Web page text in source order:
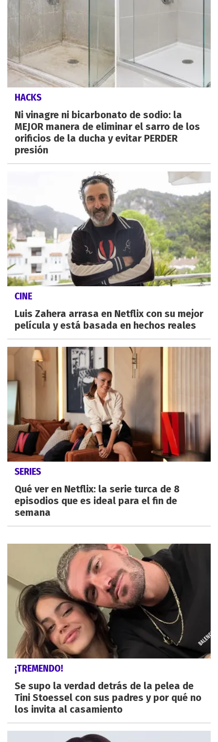
HACKS
Ni vinagre ni bicarbonato de sodio: la
MEJOR manera de eliminar el sarro de los
orificios de la ducha y evitar PERDER
presión
CINE
Luis Zahera arrasa en Netflix con su mejor
película y está basada en hechos reales
SERIES
Qué ver en Netflix: la serie turca de 8
episodios que es ideal para el fin de
semana
¡TREMENDO!
Se supo la verdad detrás de la pelea de
Tini Stoessel con sus padres y por qué no
los invita al casamiento